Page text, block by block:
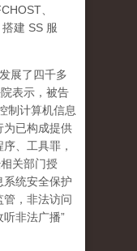
、
建 SS 服
展了四千多
表示，被告
制计算机信息
为已构成提供
、工具罪，
关部门授
统安全保护
，非法访问
非法广播”